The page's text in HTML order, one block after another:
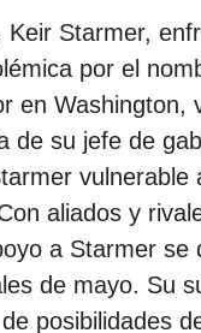
Starmer,
por el
en Washington,
de su jefe de
vulnerable
aliados y
a Starmer se
de mayo. Su
posibilidades